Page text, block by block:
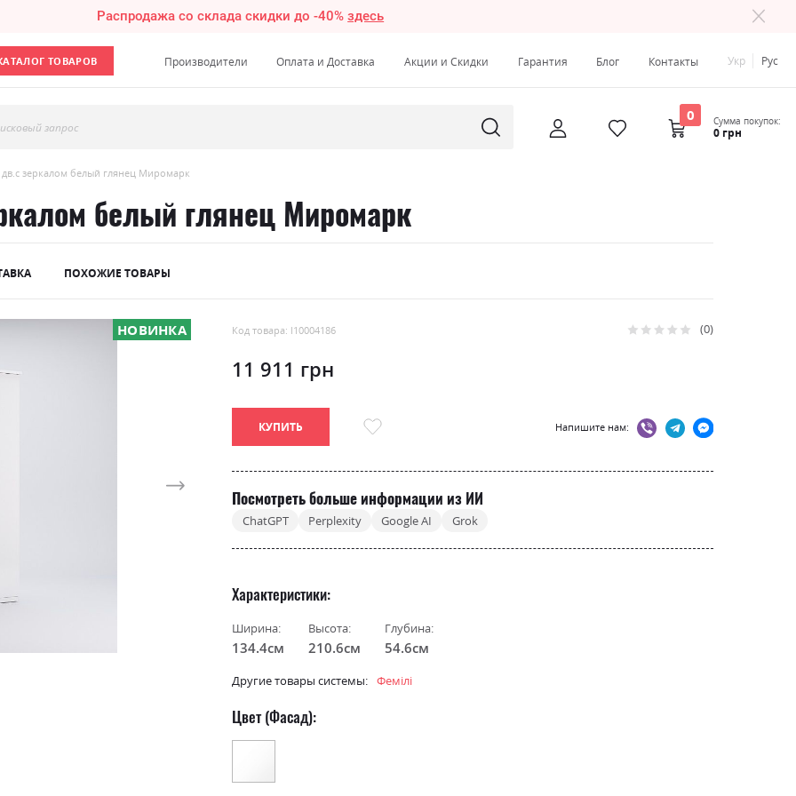
Распродажа со склада скидки до -40%здесь
ТОВАРОВ Производители Оплата и Доставка Акции и Скидки Гарантия Блог Контакты Укр Рус
запрос
0 Сумма покупок:
0 грн
зеркалом белый глянец Миромарк
белый глянец Миромарк
ПОХОЖИЕ ТОВАРЫ
НОВИНКА Код товара: l10004186 Рейтинг: 0
11 911 грн
КУПИТЬ Напишите нам:
Посмотреть больше информации из ИИ
ChatGPT Perplexity Google AI Grok
Характеристики
Ширина:
134.4см
Высота:
210.6см
Глубина:
54.6см
Другие товары системы: Фемілі
Цвет (Фасад):